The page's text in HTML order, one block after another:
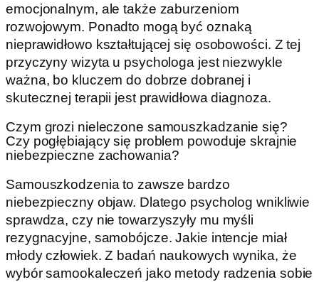
emocjonalnym, ale także zaburzeniom
rozwojowym. Ponadto mogą być oznaką
nieprawidłowo kształtującej się osobowości. Z tej
przyczyny wizyta u psychologa jest niezwykle
ważna, bo kluczem do dobrze dobranej i
skutecznej terapii jest prawidłowa diagnoza.
Czym grozi nieleczone samouszkadzanie się?
Czy pogłębiający się problem powoduje skrajnie
niebezpieczne zachowania?
Samouszkodzenia to zawsze bardzo
niebezpieczny objaw. Dlatego psycholog wnikliwie
sprawdza, czy nie towarzyszyły mu myśli
rezygnacyjne, samobójcze. Jakie intencje miał
młody człowiek. Z badań naukowych wynika, że
wybór samookaleczeń jako metody radzenia sobie